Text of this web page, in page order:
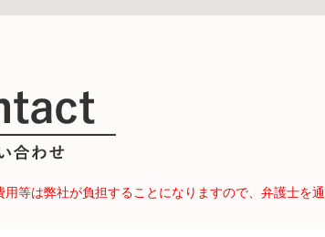
等は弊社が負担することになりますので、弁護士を